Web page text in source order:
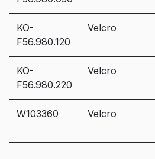
KO-
F56.980.120
Velcro
KO-
F56.980.220
Velcro
W103360 Velcro